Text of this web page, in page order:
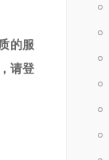
的服
请登